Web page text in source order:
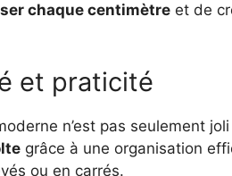
chaque centimètre et de
et praticité
n’est pas seulement
grâce à une organisation
ou en carrés.